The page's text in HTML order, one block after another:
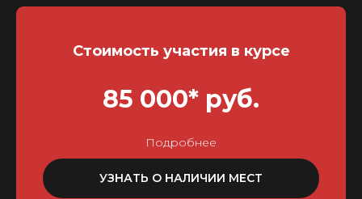
Стоимость участия в курсе
85 000* руб.
Подробнее
УЗНАТЬ О НАЛИЧИИ МЕСТ